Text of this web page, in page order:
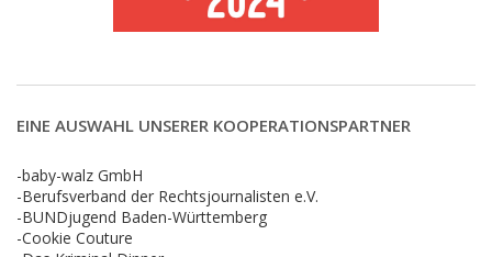
EINE AUSWAHL UNSERER KOOPERATIONSPARTNER
-baby-walz GmbH
-Berufsverband der Rechtsjournalisten e.V.
-BUNDjugend Baden-Württemberg
-Cookie Couture